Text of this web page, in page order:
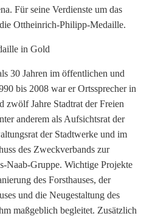
Für seine Verdienste um das
Ottheinrich-Philipp-Medaille.
in Gold
30 Jahren im öffentlichen und
bis 2008 war er Ortssprecher in
zwölf Jahre Stadtrat der Freien
anderem als Aufsichtsrat der
der Stadtwerke und im
des Zweckverbands zur
Naab-Gruppe. Wichtige Projekte
des Forsthauses, der
und die Neugestaltung des
maßgeblich begleitet. Zusätzlich